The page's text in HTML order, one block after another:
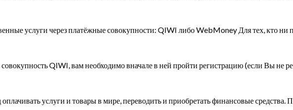
услуги через платёжные совокупности: QIWI либо WebMoney Для тех, кто ни
QIWI, вам необходимо вначале в ней пройти регистрацию (если Вы не
услуги и товары в мире, переводить и приобретать финансовые средства.